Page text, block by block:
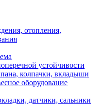
отопления,
устойчивости
колпачки, вкладыши
оборудование
датчики, сальники